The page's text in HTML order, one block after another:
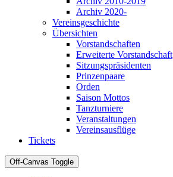
Archiv 2020-
Vereinsgeschichte
Übersichten
Vorstandschaften
Erweiterte Vorstandschaft
Sitzungspräsidenten
Prinzenpaare
Orden
Saison Mottos
Tanzturniere
Veranstaltungen
Vereinsausflüge
Tickets
Off-Canvas Toggle